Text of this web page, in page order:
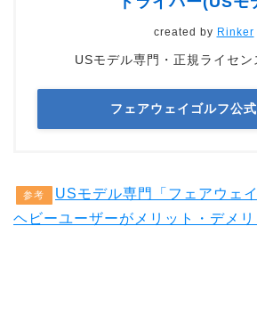
created by Rinker
USモデル専門・正規ライセ
フェアウェイゴルフ公
参考
USモデル専門「フェアウェ
ヘビーユーザーがメリット・デメ